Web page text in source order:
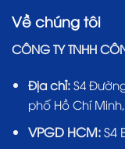
Về chúng tôi
CÔNG TY TNHH
Địa chỉ: S4
phố Hồ Chí
VPGD HCM:S4